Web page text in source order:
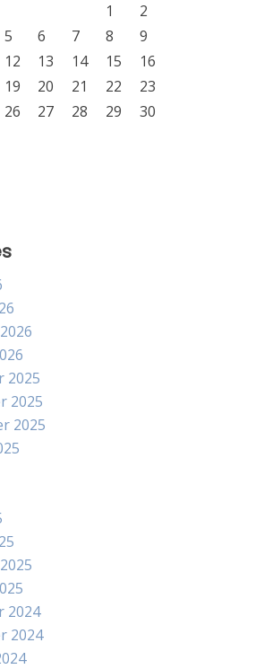
1
2
5 6 7 8
9
12 13 14 15
16
19 20 21 22
23
26 27 28 29
30
2025
2025
2025
2024
2024